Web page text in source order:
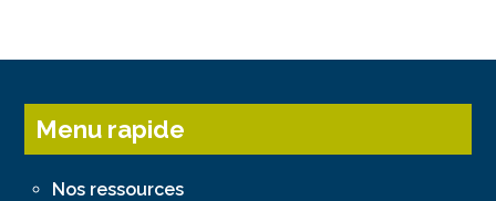
Menu rapide
Nos ressources